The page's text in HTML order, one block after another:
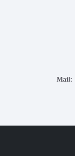
Mail: